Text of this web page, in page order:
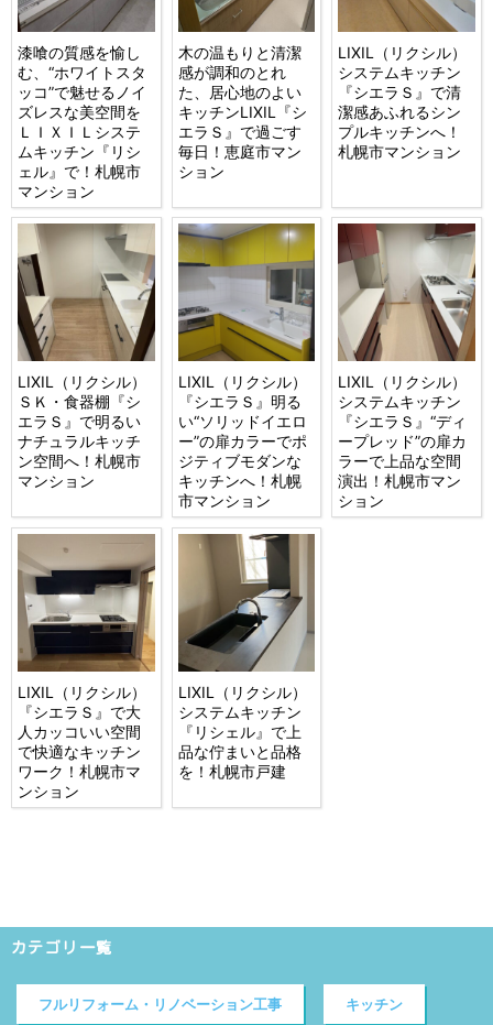
漆喰の質感を愉し
む、“ホワイトスタ
ッコ”で魅せるノイ
ズレスな美空間を
ＬＩＸＩＬシステ
ムキッチン『リシ
ェル』で！札幌市
マンション
木の温もりと清潔
感が調和のとれ
た、居心地のよい
キッチンLIXIL『シ
エラＳ』で過ごす
毎日！恵庭市マン
ション
LIXIL（リクシル）
システムキッチン
『シエラＳ』で清
潔感あふれるシン
プルキッチンへ！
札幌市マンション
LIXIL（リクシル）
ＳＫ・食器棚『シ
エラＳ』で明るい
ナチュラルキッチ
ン空間へ！札幌市
マンション
LIXIL（リクシル）
『シエラＳ』明る
い“ソリッドイエロ
ー”の扉カラーでポ
ジティブモダンな
キッチンへ！札幌
市マンション
LIXIL（リクシル）
システムキッチン
『シエラＳ』“ディ
ープレッド”の扉カ
ラーで上品な空間
演出！札幌市マン
ション
LIXIL（リクシル）
『シエラＳ』で大
人カッコいい空間
で快適なキッチン
ワーク！札幌市マ
ンション
LIXIL（リクシル）
システムキッチン
『リシェル』で上
品な佇まいと品格
を！札幌市戸建
カテゴリ一覧
フルリフォーム・リノベーション工事 キッチン